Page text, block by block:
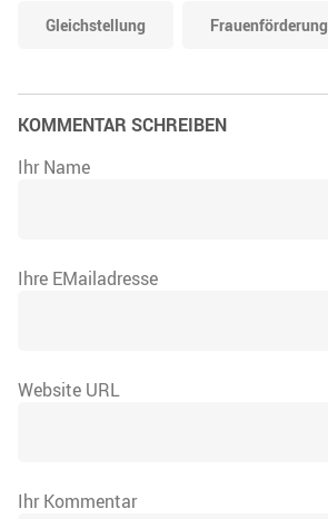
Gleichstellung Frauenförderung
KOMMENTAR SCHREIBEN
Ihr Name
Ihre EMailadresse
Website URL
Ihr Kommentar